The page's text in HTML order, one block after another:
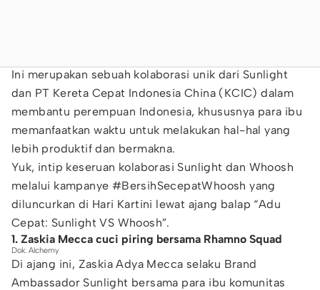
Ini merupakan sebuah kolaborasi unik dari Sunlight
dan PT Kereta Cepat Indonesia China (KCIC) dalam
membantu perempuan Indonesia, khususnya para ibu
memanfaatkan waktu untuk melakukan hal-hal yang
lebih produktif dan bermakna.
Yuk, intip keseruan kolaborasi Sunlight dan Whoosh
melalui kampanye #BersihSecepatWhoosh yang
diluncurkan di Hari Kartini lewat ajang balap “Adu
Cepat: Sunlight VS Whoosh”.
1. Zaskia Mecca cuci piring bersama Rhamno Squad
Dok. Alchemy
Di ajang ini, Zaskia Adya Mecca selaku Brand
Ambassador Sunlight bersama para ibu komunitas